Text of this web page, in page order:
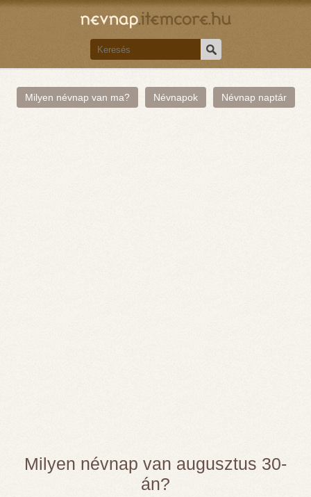
Milyen névnap van ma? Névnapok Névnap naptár
Milyen névnap van augusztus 30-
án?